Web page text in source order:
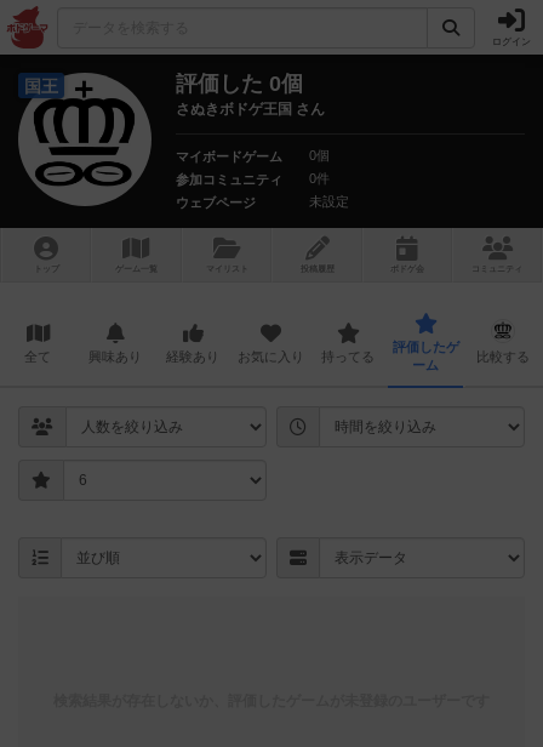
ログイン
国王 評価した 0個
さぬきボドゲ王国 さん
マイボードゲーム
0個
参加コミュニティ
0件
ウェブページ
未設定
トップ ゲーム一覧 マイリスト 投稿履歴 ボ ドゲ コミュニティ
全て 興味あり 経験あり お気に入り 持ってる
評価したゲ
ーム
比較する